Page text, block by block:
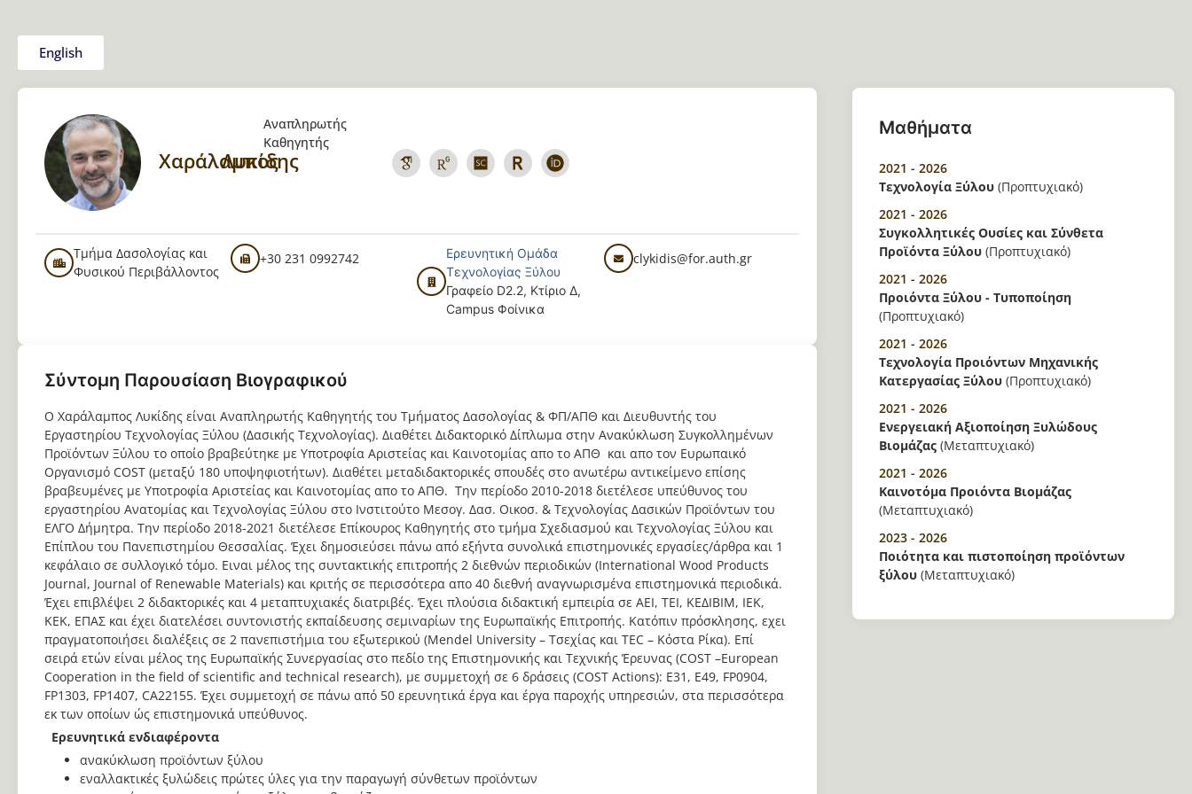
English
Χαράλαμπος
Λυκίδης
Αναπληρωτής
Καθηγητής
Τμήμα Δασολογίας και
Φυσικού Περιβάλλοντος
+30 231 0992742
Ερευνητική Ομάδα
Τεχνολογίας Ξύλου
Γραφείο D2.2, Κτίριο Δ,
Campus Φοίνικα
clykidis@for.auth.gr
Σύντομη Παρουσίαση Βιογραφικού
Ο Χαράλαμπος Λυκίδης είναι Αναπληρωτής Καθηγητής του Τμήματος Δασολογίας & ΦΠ/ΑΠΘ και Διευθυντής του
Εργαστηρίου Τεχνολογίας Ξύλου (Δασικής Τεχνολογίας). Διαθέτει Διδακτορικό Δίπλωμα στην Ανακύκλωση Συγκολλημένων
Προϊόντων Ξύλου το οποίο βραβεύτηκε με Υποτροφία Αριστείας και Καινοτομίας απο το ΑΠΘ και απο τον Ευρωπαικό
Οργανισμό COST (μεταξύ 180 υποψηφιοτήτων). Διαθέτει μεταδιδακτορικές σπουδές στο ανωτέρω αντικείμενο επίσης
βραβευμένες με Υποτροφία Αριστείας και Καινοτομίας απο το ΑΠΘ. Την περίοδο 2010-2018 διετέλεσε υπεύθυνος του
εργαστηρίου Ανατομίας και Τεχνολογίας Ξύλου στο Ινστιτούτο Μεσογ. Δασ. Οικοσ. & Τεχνολογίας Δασικών Προϊόντων του
ΕΛΓΟ Δήμητρα. Την περίοδο 2018-2021 διετέλεσε Επίκουρος Καθηγητής στο τμήμα Σχεδιασμού και Τεχνολογίας Ξύλου και
Επίπλου του Πανεπιστημίου Θεσσαλίας. Έχει δημοσιεύσει πάνω από εξήντα συνολικά επιστημονικές εργασίες/άρθρα και 1
κεφάλαιο σε συλλογικό τόμο. Ειναι μέλος της συντακτικής επιτροπής 2 διεθνών περιοδικών (International Wood Products
Journal, Journal of Renewable Materials) και κριτής σε περισσότερα απο 40 διεθνή αναγνωρισμένα επιστημονικά περιοδικά.
Έχει επιβλέψει 2 διδακτορικές και 4 μεταπτυχιακές διατριβές. Έχει πλούσια διδακτική εμπειρία σε ΑΕΙ, ΤΕΙ, ΚΕΔΙΒΙΜ, ΙΕΚ,
ΚΕΚ, ΕΠΑΣ και έχει διατελέσει συντονιστής εκπαίδευσης σεμιναρίων της Ευρωπαϊκής Επιτροπής. Κατόπιν πρόσκλησης, εχει
πραγματοποιήσει διαλέξεις σε 2 πανεπιστήμια του εξωτερικού (Mendel University – Τσεχίας και ΤΕC – Κόστα Ρίκα). Επί
σειρά ετών είναι μέλος της Ευρωπαϊκής Συνεργασίας στο πεδίο της Επιστημονικής και Τεχνικής Έρευνας (COST –European
Cooperation in the field of scientific and technical research), με συμμετοχή σε 6 δράσεις (COST Actions): Ε31, Ε49, FP0904,
FP1303, FP1407, CA22155. Έχει συμμετοχή σε πάνω από 50 ερευνητικά έργα και έργα παροχής υπηρεσιών, στα περισσότερα
εκ των οποίων ώς επιστημονικά υπεύθυνος.
Ερευνητικά ενδιαφέροντα
ανακύκλωση προϊόντων ξύλου
εναλλακτικές ξυλώδεις πρώτες ύλες για την παραγωγή σύνθετων προϊόντων
Μαθήματα
2021 - 2026
Τεχνολογία Ξύλου (Προπτυχιακό)
2021 - 2026
Συγκολλητικές Ουσίες και Σύνθετα
Προϊόντα Ξύλου (Προπτυχιακό)
2021 - 2026
Προιόντα Ξύλου - Τυποποίηση
(Προπτυχιακό)
2021 - 2026
Τεχνολογία Προιόντων Μηχανικής
Κατεργασίας Ξύλου (Προπτυχιακό)
2021 - 2026
Ενεργειακή Αξιοποίηση Ξυλώδους
Βιομάζας (Μεταπτυχιακό)
2021 - 2026
Καινοτόμα Προιόντα Βιομάζας
(Μεταπτυχιακό)
2023 - 2026
Ποιότητα και πιστοποίηση προϊόντων
ξύλου (Μεταπτυχιακό)